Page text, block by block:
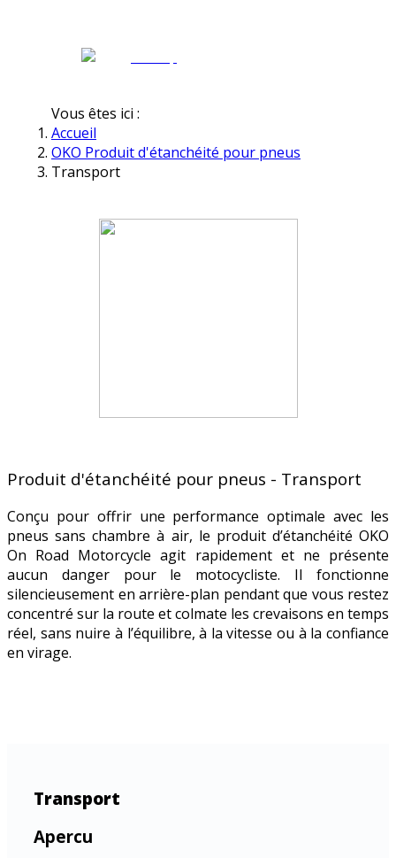
Vous êtes ici :
Accueil
OKO Produit d'étanchéité pour pneus
Transport
Produit d'étanchéité pour pneus - Transport
Conçu pour offrir une performance optimale avec les
pneus sans chambre à air, le produit d’étanchéité OKO
On Road Motorcycle agit rapidement et ne présente
aucun danger pour le motocycliste. Il fonctionne
silencieusement en arrière-plan pendant que vous restez
concentré sur la route et colmate les crevaisons en temps
réel, sans nuire à l’équilibre, à la vitesse ou à la confiance
en virage.
Transport
Apercu